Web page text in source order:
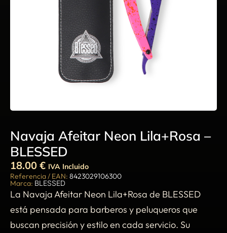
Navaja Afeitar Neon Lila+Rosa –
BLESSED
18.00 € IVA Incluido
Referencia / EAN: 8423029106300
Marca: BLESSED
La Navaja Afeitar Neon Lila+Rosa de BLESSED
está pensada para barberos y peluqueros que
buscan precisión y estilo en cada servicio. Su